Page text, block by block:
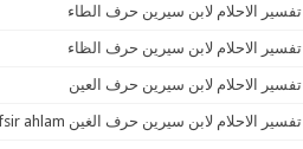
تفسير الاحلام لابن سيرين حرف الطاء
تفسير الاحلام لابن سيرين حرف الظاء
تفسير الاحلام لابن سيرين حرف العين
تفسير الاحلام لابن سيرين حرف الغين tafsir ahlam